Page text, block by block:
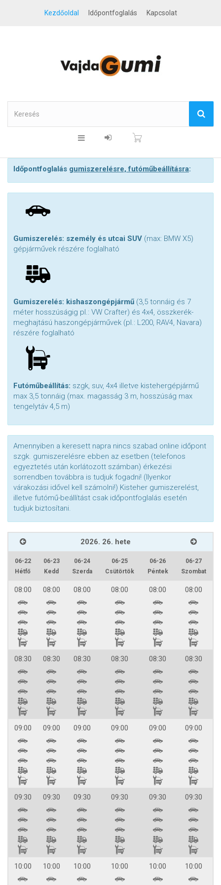
Kezdőoldal Időpontfoglalás Kapcsolat
Időpontfoglalás gumiszerelésre, futóműbeállításra:
Gumiszerelés: személy és utcai SUV (max: BMW X5)
gépjárművek részére foglalható
Gumiszerelés: kishaszongépjármű (3,5 tonnáig és 7
méter hosszúságig pl.: VW Crafter) és 4x4, összkerék-
meghajtású haszongépjárművek (pl.: L200, RAV4, Navara)
részére foglalható
Futóműbeállítás: szgk, suv, 4x4 illetve kistehergépjármű
max 3,5 tonnáig (max. magasság 3 m, hosszúság max
tengelytáv 4,5 m)
Amennyiben a keresett napra nincs szabad online időpont
szgk. gumiszerelésre ebben az esetben (telefonos
egyeztetés után korlátozott számban) érkezési
sorrendben továbbra is tudjuk fogadni! (Ilyenkor
várakozási idővel kell számolni!) Kisteher gumiszerelést,
illetve futómű-beállítást csak időpontfoglalás esetén
tudjuk biztosítani.
2026. 26. hete
06-22
Hétfő
06-23
Kedd
06-24
Szerda
06-25
Csütörtök
06-26
Péntek
06-27
Szombat
08:00 08:00 08:00 08:00 08:00 08:00
08:30 08:30 08:30 08:30 08:30 08:30
09:00 09:00 09:00 09:00 09:00 09:00
09:30 09:30 09:30 09:30 09:30 09:30
10:00 10:00 10:00 10:00 10:00 10:00